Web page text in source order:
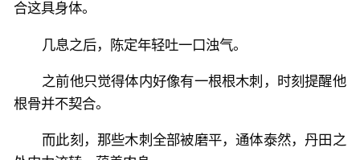
合这具身体。
几息之后，陈定年轻吐一口浊气。
之前他只觉得体内好像有一根根木刺，时刻提醒他
根骨并不契合。
而此刻，那些木刺全部被磨平，通体泰然，丹田之